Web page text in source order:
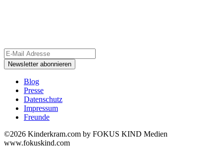
Blog
Presse
Datenschutz
Impressum
Freunde
©2026 Kinderkram.com by FOKUS KIND Medien
www.fokuskind.com